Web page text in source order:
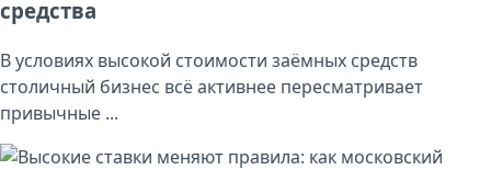
средства
В условиях высокой стоимости заёмных средств
столичный бизнес всё активнее пересматривает
привычные ...